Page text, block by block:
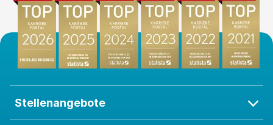
Stellenangebote